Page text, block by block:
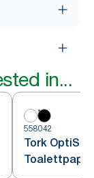
in...
558042
Tork
Toalettpapir